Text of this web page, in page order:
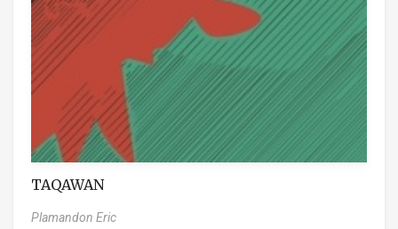
TAQAWAN
Plamandon Eric